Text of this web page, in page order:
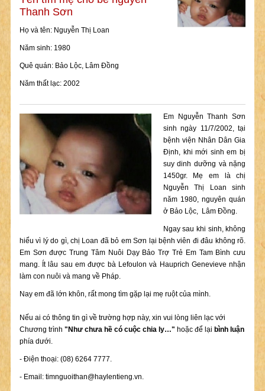
Thanh Sơn
Họ và tên: Nguyễn Thị Loan
Năm sinh: 1980
Quê quán: Bảo Lộc, Lâm Đồng
Năm thất lạc: 2002
Em Nguyễn Thanh Sơn
sinh ngày 11/7/2002, tại
bệnh viện Nhân Dân Gia
Định, khi mới sinh em bị
suy dinh dưỡng và nặng
1450gr. Mẹ em là chị
Nguyễn Thị Loan sinh
năm 1980, nguyên quán
ở Bảo Lộc, Lâm Đồng.
Ngay sau khi sinh, không
hiểu vì lý do gì, chị Loan đã bỏ em Sơn lại bệnh viên đi đâu không rõ.
Em Sơn được Trung Tâm Nuôi Dạy Bảo Trợ Trẻ Em Tam Bình cưu
mang. Ít lâu sau em được bà Lefoulon và Hauprich Genevieve nhận
làm con nuôi và mang về Pháp.
Nay em đã lớn khôn, rất mong tìm gặp lại mẹ ruột của mình.
Nếu ai có thông tin gì về trường hợp này, xin vui lòng liên lạc với
Chương trình "Như chưa hề có cuộc chia ly…" hoặc để lại bình luận
phía dưới.
- Điện thoại: (08) 6264 7777.
- Email: timnguoithan@haylentieng.vn.